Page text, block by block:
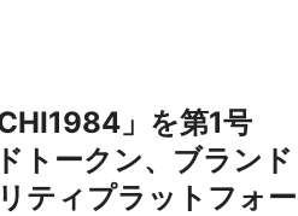
」を第1号
トークン、ブランド
ティプラットフォー